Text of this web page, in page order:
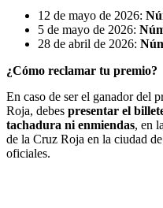
12 de mayo de 2026:
5 de mayo de 2026:
28 de abril de 2026:
¿Cómo reclamar tu premio?
En caso de ser el ganador del
Roja, debes presentar el
tachadura ni enmiendas, en
de la Cruz Roja en la ciudad
oficiales.